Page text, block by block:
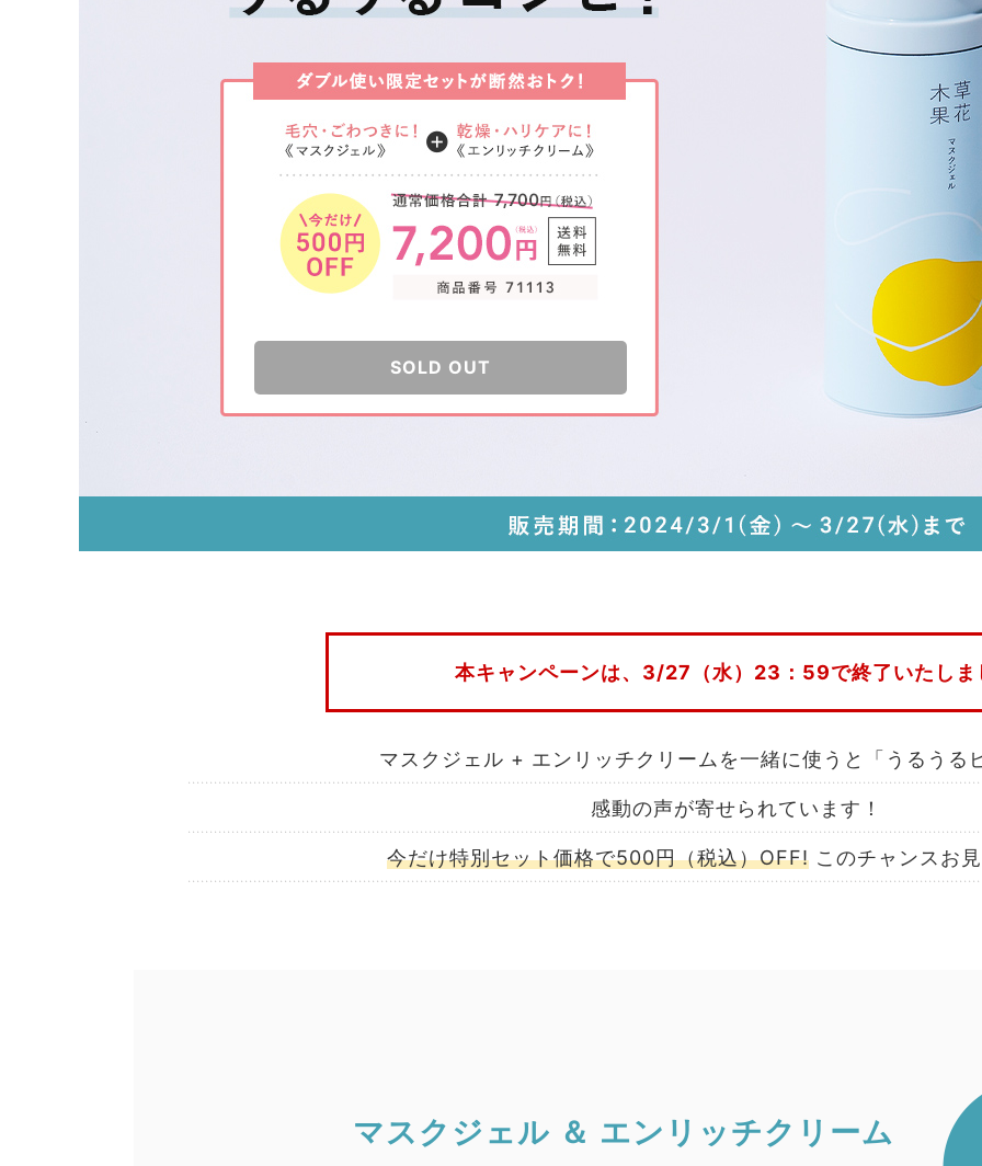
SOLD OUT
本キャンペーンは、3/27（水）23：59で終了いたしま
マスクジェル + エンリッチクリームを一緒に使うと 「うるうる
感動の声が寄せられています！
今だけ特別セット価格で500円（税込）OFF! このチャンスお
マスクジェル ＆ エンリッチクリーム